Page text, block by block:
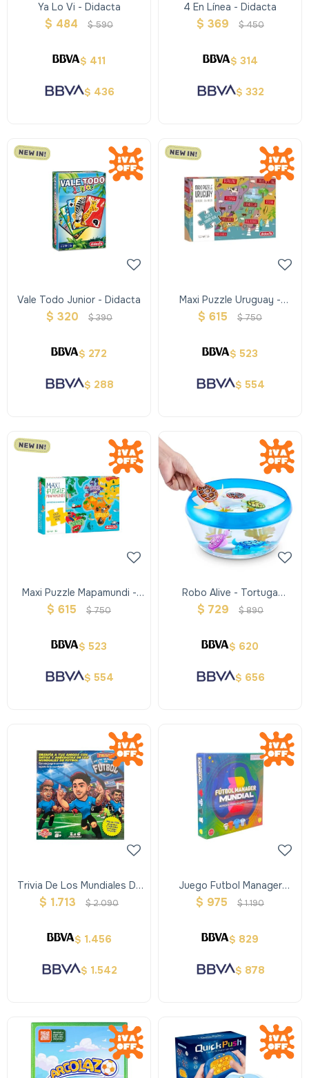
Ya Lo Vi - Didacta
$ 484 $ 590
$ 411
$ 436
4 En Línea - Didacta
$ 369 $450
$ 314
$ 332
Vale Todo Junior - Didacta
$ 320 $390
$ 272
$ 288
Maxi Puzzle Uruguay -
Didacta
$ 615 $750
$ 523
$ 554
Maxi Puzzle Mapamundi -
Didacta
$ 615 $750
$ 523
$ 554
Robo Alive - Tortuga
Nadadora
$ 729 $890
$ 620
$ 656
Trivia De Los Mundiales De
Futbol
$ 1.713 $2.090
$ 1.456
$ 1.542
Juego Futbol Manager
Mundial 2026
$ 975 $1.190
$ 829
$ 878